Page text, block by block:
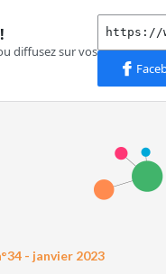
- janvier 2023